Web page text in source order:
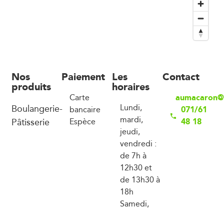
Nos
produits
Boulangerie-
Pâtisserie
Paiement
Carte
bancaire
Espèce
Les
horaires
Lundi,
mardi,
jeudi,
vendredi :
de 7h à
12h30 et
de 13h30 à
18h
Samedi,
Contact
071/61
48 18